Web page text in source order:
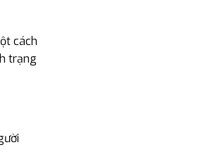
cách
trạng